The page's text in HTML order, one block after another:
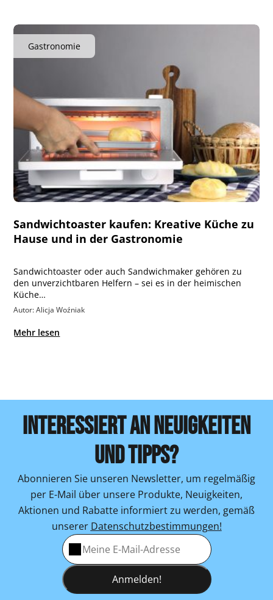
Gastronomie
Sandwichtoaster kaufen: Kreative Küche zu
Hause und in der Gastronomie
Sandwichtoaster oder auch Sandwichmaker gehören zu
den unverzichtbaren Helfern – sei es in der heimischen
Küche…
Autor: Alicja Woźniak
Mehr lesen
INTERESSIERT AN NEUIGKEITEN
UND TIPPS?
Abonnieren Sie unseren Newsletter, um regelmäßig
per E-Mail über unsere Produkte, Neuigkeiten,
Aktionen und Rabatte informiert zu werden, gemäß
unserer Datenschutzbestimmungen!
Anmelden!